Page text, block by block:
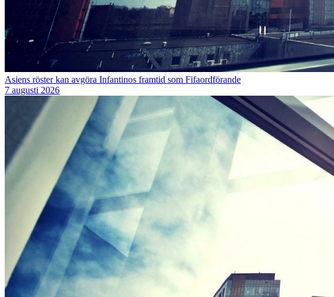
Asiens röster kan avgöra Infantinos framtid som Fifaordförande
7 augusti 2026